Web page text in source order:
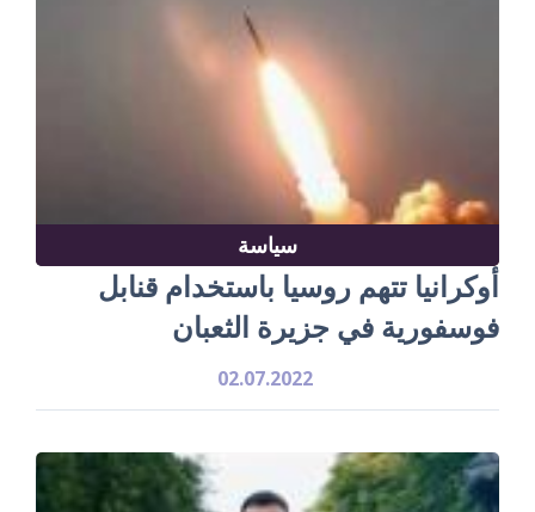
سياسة
أوكرانيا تتهم روسيا باستخدام قنابل
فوسفورية في جزيرة الثعبان
02.07.2022